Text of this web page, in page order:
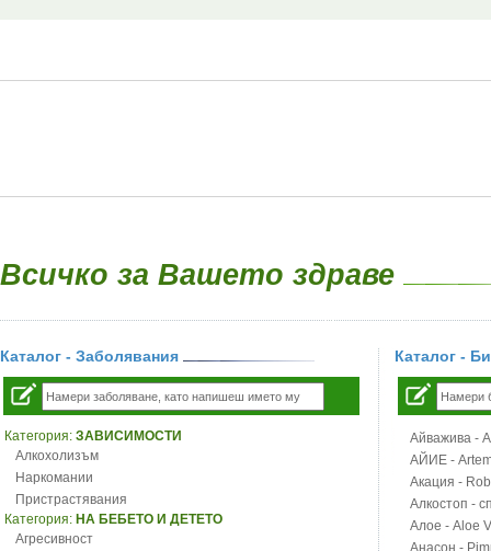
Всичко за Вашето здраве
Каталог - Заболявания
Категория: ЗАВИСИМОСТИ
Алкохолизъм
Наркомании
Пристрастявания
Категория: НА БЕБЕТО И ДЕТЕТО
Агресивност
Каталог -
Айважива -
АЙИЕ -
Акация -
Алкостоп -
Алое - Aloe
Анасон -